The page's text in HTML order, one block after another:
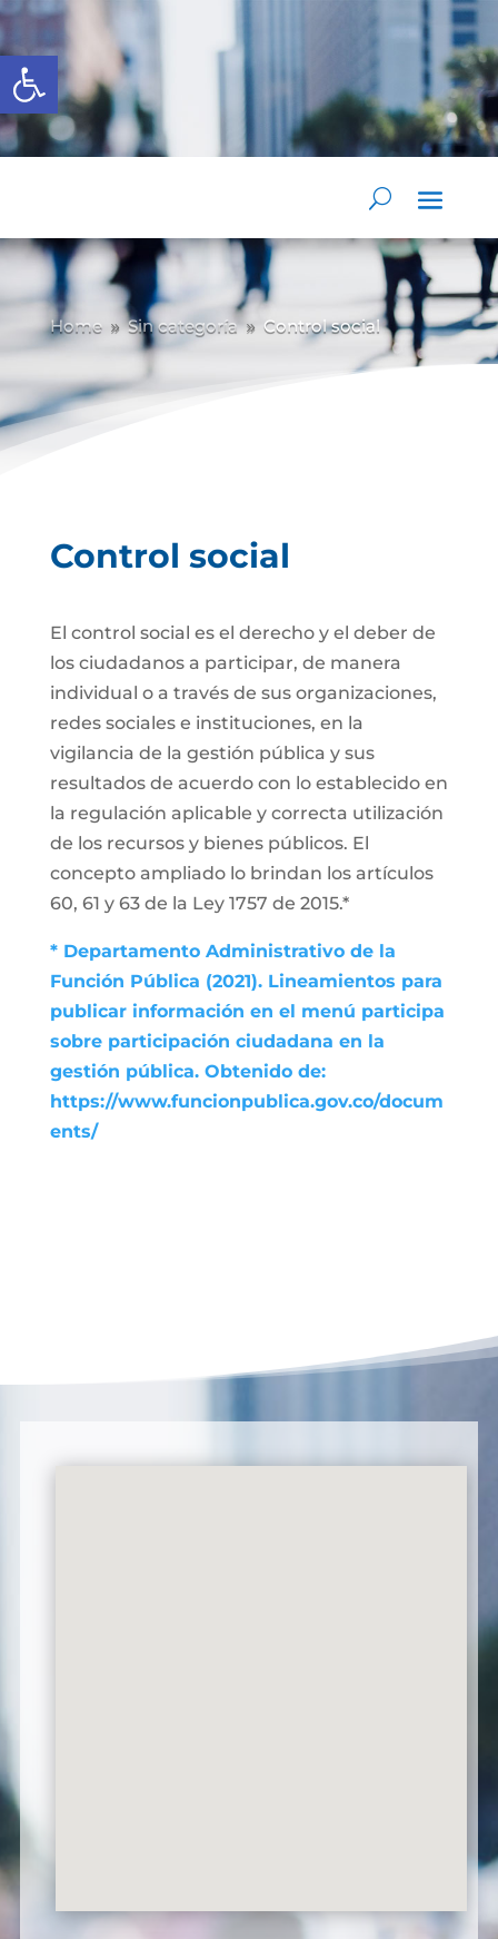
Abrir barra de herramientas
Home 9 Sin categoría 9 Control social
Control social
El control social es el derecho y el deber de
los ciudadanos a participar, de manera
individual o a través de sus organizaciones,
redes sociales e instituciones, en la
vigilancia de la gestión pública y sus
resultados de acuerdo con lo establecido en
la regulación aplicable y correcta utilización
de los recursos y bienes públicos. El
concepto ampliado lo brindan los artículos
60, 61 y 63 de la Ley 1757 de 2015.*
* Departamento Administrativo de la
Función Pública (2021). Lineamientos para
publicar información en el menú participa
sobre participación ciudadana en la
gestión pública. Obtenido de:
https://www.funcionpublica.gov.co/docum
ents/